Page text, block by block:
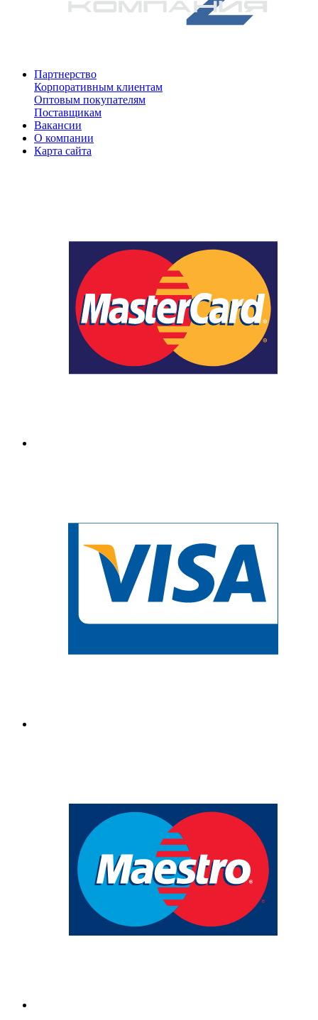
Партнерство
Корпоративным клиентам
Оптовым покупателям
Поставщикам
Вакансии
О компании
Карта сайта